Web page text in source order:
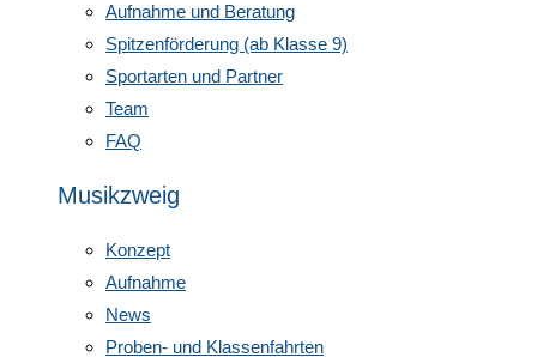
Aufnahme und Beratung
Spitzenförderung (ab Klasse 9)
Sportarten und Partner
Team
FAQ
Musikzweig
Konzept
Aufnahme
News
Proben- und Klassenfahrten